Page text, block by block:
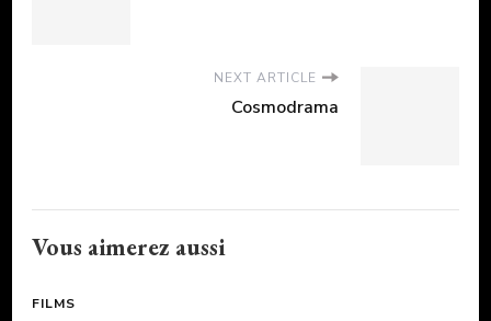
NEXT ARTICLE
Cosmodrama
Vous aimerez aussi
FILMS